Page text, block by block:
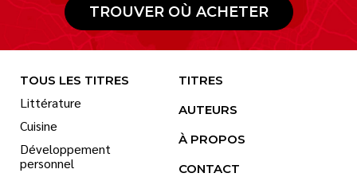
TROUVER OÙ ACHETER
TOUS LES TITRES
Littérature
Cuisine
Développement
personnel
TITRES
AUTEURS
À PROPOS
CONTACT